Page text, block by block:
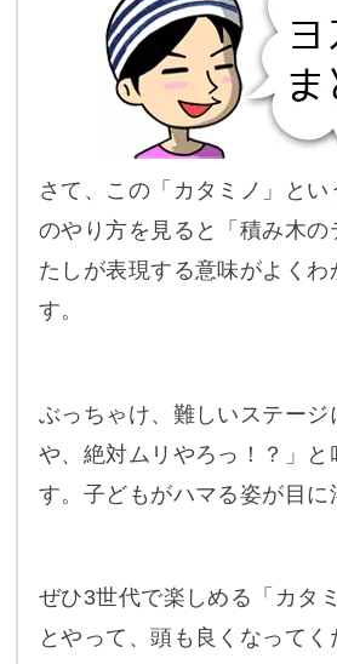
さて、この「カタミノ」とい
のやり方を見ると「積み木の
たしが表現する意味がよくわ
す。
ぶっちゃけ、難しいステージ
や、絶対ムリやろっ！？」と
す。子どもがハマる姿が目に
ぜひ3世代で楽しめる「カタ
とやって、頭も良くなってく